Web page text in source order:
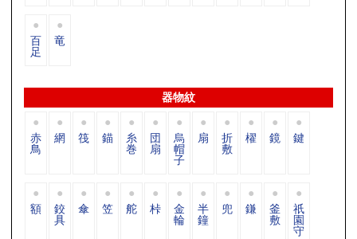
百
足
竜
器物紋
赤
鳥
網 筏 錨 糸
巻
団
扇
烏
帽
子
扇 折
敷
櫂 鏡 鍵
額 鉸
具
傘 笠 舵 桛 金
輪
半
鐘
兜 鎌 釜
敷
祇
園
守